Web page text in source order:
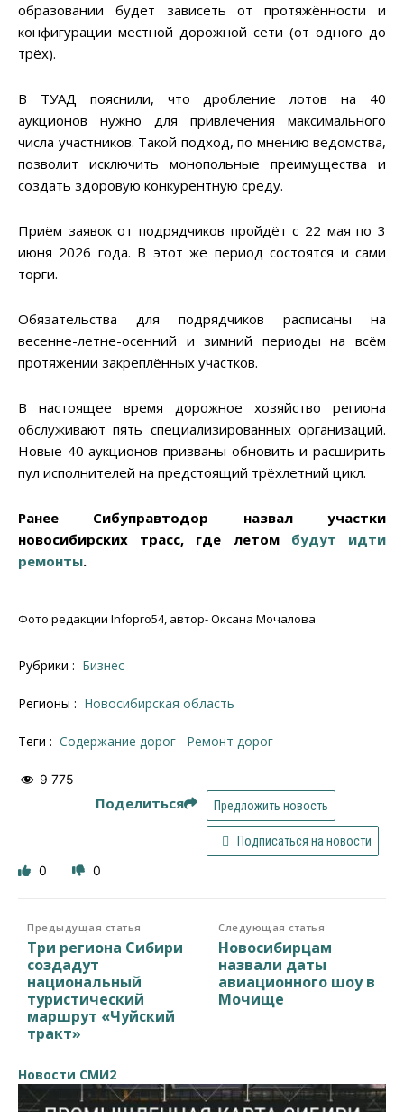
образовании будет зависеть от протяжённости и
конфигурации местной дорожной сети (от одного до
трёх).
В ТУАД пояснили, что дробление лотов на 40
аукционов нужно для привлечения максимального
числа участников. Такой подход, по мнению ведомства,
позволит исключить монопольные преимущества и
создать здоровую конкурентную среду.
Приём заявок от подрядчиков пройдёт с 22 мая по 3
июня 2026 года. В этот же период состоятся и сами
торги.
Обязательства для подрядчиков расписаны на
весенне-летне-осенний и зимний периоды на всём
протяжении закреплённых участков.
В настоящее время дорожное хозяйство региона
обслуживают пять специализированных организаций.
Новые 40 аукционов призваны обновить и расширить
пул исполнителей на предстоящий трёхлетний цикл.
Ранее Сибуправтодор назвал участки
новосибирских трасс, где летом будут идти
ремонты.
Фото редакции Infopro54, автор- Оксана Мочалова
Рубрики : Бизнес
Регионы : Новосибирская область
Теги : содержание дорог Ремонт дорог
9 775
Поделиться Предложить новость
Подписаться на новости
0 0
Предыдущая статья
Три региона Сибири
создадут
национальный
туристический
маршрут «Чуйский
тракт»
Следующая статья
Новосибирцам
назвали даты
авиационного шоу в
Мочище
Новости СМИ2